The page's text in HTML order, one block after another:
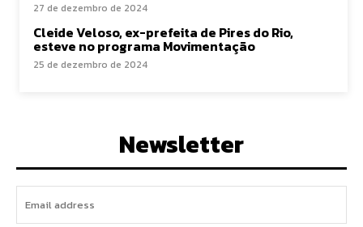
27 de dezembro de 2024
Cleide Veloso, ex-prefeita de Pires do Rio,
esteve no programa Movimentação
25 de dezembro de 2024
Newsletter